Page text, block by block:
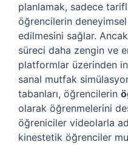
planlamak, sadece
öğrencilerin
edilmesini sağlar.
süreci daha zengin ve
platformlar üzerinden
sanal mutfak
tabanları, öğrencilerin
olarak öğrenmelerini
öğreniciler videolarla
kinestetik öğrenciler